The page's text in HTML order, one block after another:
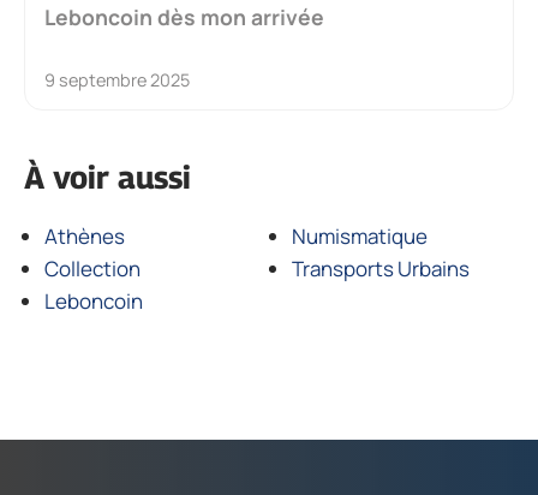
Leboncoin dès mon arrivée
9 septembre 2025
À voir aussi
Athènes
Collection
Leboncoin
Numismatique
Transports Urbains